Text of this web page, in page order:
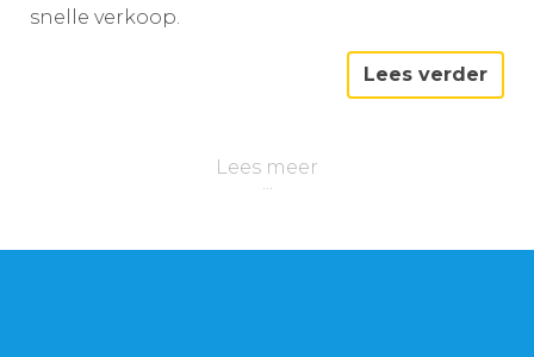
snelle verkoop.
Lees verder
Lees meer